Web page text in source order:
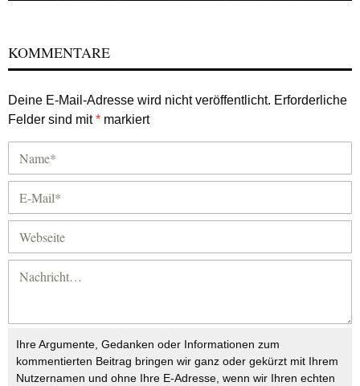
KOMMENTARE
Deine E-Mail-Adresse wird nicht veröffentlicht. Erforderliche
Felder sind mit* markiert
Ihre Argumente, Gedanken oder Informationen zum
kommentierten Beitrag bringen wir ganz oder gekürzt mit Ihrem
Nutzernamen und ohne Ihre E-Adresse, wenn wir Ihren echten